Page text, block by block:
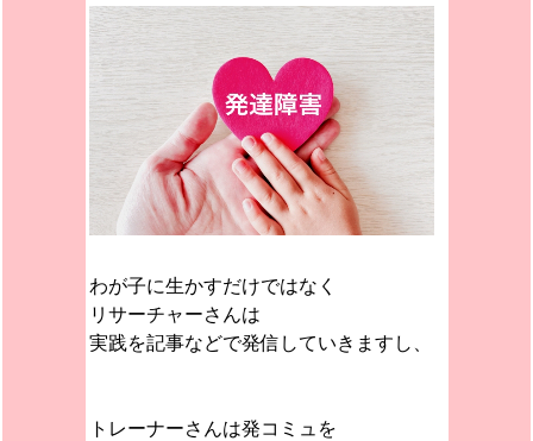
わが子に生かすだけではなく
リサーチャーさんは
実践を記事などで発信していきますし、
トレーナーさんは発コミュを